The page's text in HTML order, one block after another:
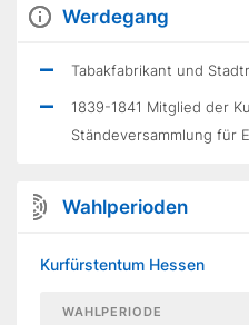
Werdegang
Tabakfabrikant und
1839-1841 Mitglied der
Ständeversammlung für
Wahlperioden
Kurfürstentum Hessen
WAHLPERIODE